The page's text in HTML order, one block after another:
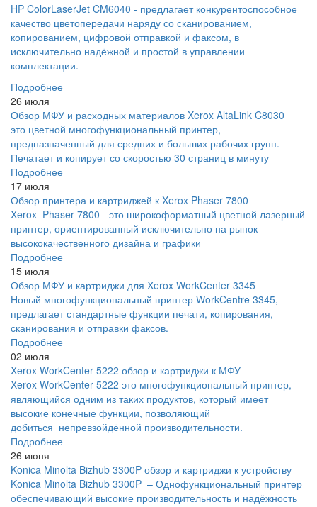
HP ColorLaserJet CM6040 - предлагает конкурентоспособное
качество цветопередачи наряду со сканированием,
копированием, цифровой отправкой и факсом, в
исключительно надёжной и простой в управлении
комплектации.
Подробнее
26 июля
Обзор МФУ и расходных материалов Xerox AltaLink C8030
это цветной многофункциональный принтер,
предназначенный для средних и больших рабочих групп.
Печатает и копирует со скоростью 30 страниц в минуту
Подробнее
17 июля
Обзор принтера и картриджей к Xerox Phaser 7800
Xerox Phaser 7800 - это широкоформатный цветной лазерный
принтер, ориентированный исключительно на рынок
высококачественного дизайна и графики
Подробнее
15 июля
Обзор МФУ и картриджи для Xerox WorkCenter 3345
Новый многофункциональный принтер WorkCentre 3345,
предлагает стандартные функции печати, копирования,
сканирования и отправки факсов.
Подробнее
02 июля
Xerox WorkCenter 5222 обзор и картриджи к МФУ
Xerox WorkCenter 5222 это многофункциональный принтер,
являющийся одним из таких продуктов, который имеет
высокие конечные функции, позволяющий
добиться непревзойдённой производительности.
Подробнее
26 июня
Konica Minolta Bizhub 3300P обзор и картриджи к устройству
Konica Minolta Bizhub 3300P – Однофункциональный принтер
обеспечивающий высокие производительность и надёжность